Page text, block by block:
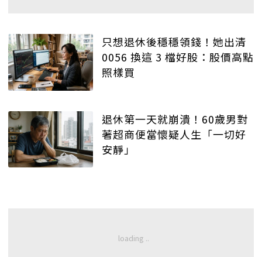
只想退休後穩穩領錢！她出清
0056 換這 3 檔好股：股價高點
照樣買
退休第一天就崩潰！60歲男對
著超商便當懷疑人生「一切好
安靜」